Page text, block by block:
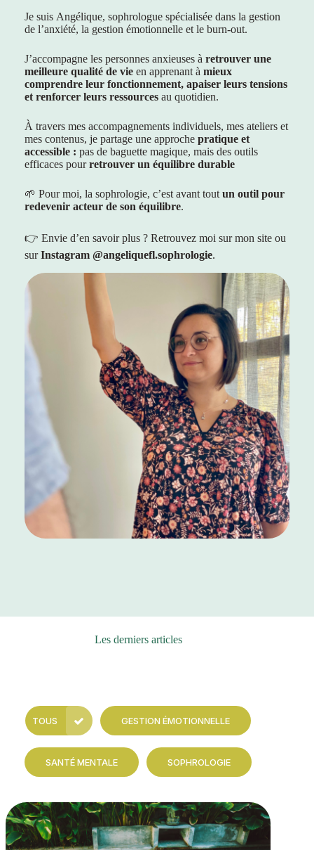
Je suis Angélique, sophrologue spécialisée dans la gestion
de l’anxiété, la gestion émotionnelle et le burn-out.
J’accompagne les personnes anxieuses à retrouver une
meilleure qualité de vieen apprenant à mieux
comprendre leur fonctionnement, apaiser leurs tensions
et renforcer leurs ressourcesau quotidien.
À travers mes accompagnements individuels, mes ateliers et
mes contenus, je partage une approche pratique et
accessible : pas de baguette magique, mais des outils
efficaces pourretrouver un équilibre durable
🌱 Pour moi, la sophrologie, c’est avant tout un outil pour
redevenir acteur de son équilibre.
👉 Envie d’en savoir plus ? Retrouvez moi sur mon site ou
surInstagram @angeliquefl.sophrologie.
Les derniers articles
TOUS GESTION ÉMOTIONNELLE
SANTÉ MENTALE SOPHROLOGIE